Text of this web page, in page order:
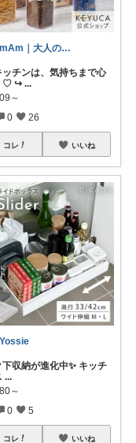
mAm｜大人のご褒美セレクト
ッチンは、気持ちまで心
♡ ↪︎ ...
～
0 26
コレ いいね
Yossie
下収納が進化中✨ キッチ
...
～
0 5
コレ いいね